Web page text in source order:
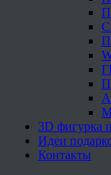
3D фигурка
Идеи
Контакты